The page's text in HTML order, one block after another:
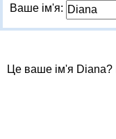
Ваше ім'я:
Це ваше ім'я Diana?